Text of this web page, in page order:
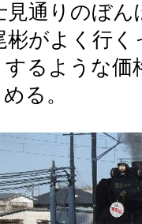
見通りのぼ
彬がよく行
るような価
る。